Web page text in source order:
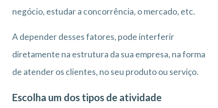
negócio, estudar a concorrência, o mercado, etc.
A depender desses fatores, pode interferir
diretamente na estrutura da sua empresa, na forma
de atender os clientes, no seu produto ou serviço.
Escolha um dos tipos de atividade